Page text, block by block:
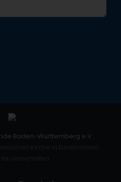
Baden-Württemberg e.V.